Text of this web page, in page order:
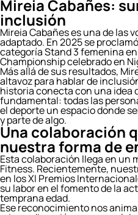
Mireia Cabañes:
inclusión
Mireia Cabañes es una de las
adaptado. En 2025 se
categoría Stand 3 femenina
Championship celebrado en
Más allá de sus resultados,
altavoz para hablar de
historia conecta con una idea
fundamental: todas las
el deporte un espacio donde
y parte de algo.
Una colaboración
nuestra forma de
Esta colaboración llega en un
Fitness. Recientemente,
en los XI Premios
su labor en el fomento de la
temprana edad.
Ese reconocimiento nos